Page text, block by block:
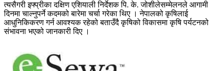
त्यसैगरी इफ्प्रीका दक्षिण एशियाली निर्देशक पि. के. जोशीलेसम्मेलनले आगामी
दिनमा चाल्नुपर्ने कदमको बारेमा चर्चा गरेका थिए । नेपालको कृषिलाई
आधुनिकिकरण गर्न आवश्यक रहेको बताउँदै कृषिको विकासमा कृषि पर्यटनको
संभावना भएको जानकारी दिए ।